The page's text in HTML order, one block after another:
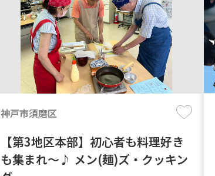
神戸市須磨区
【第3地区本部】初心者も料理好き
も集まれ～♪ メン(麺)ズ・クッキン